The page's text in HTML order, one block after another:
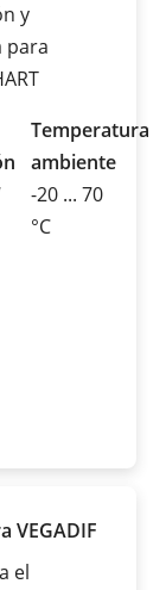
y
para
Temperatura
ambiente
-20 ... 70
°C
VEGADIF
el